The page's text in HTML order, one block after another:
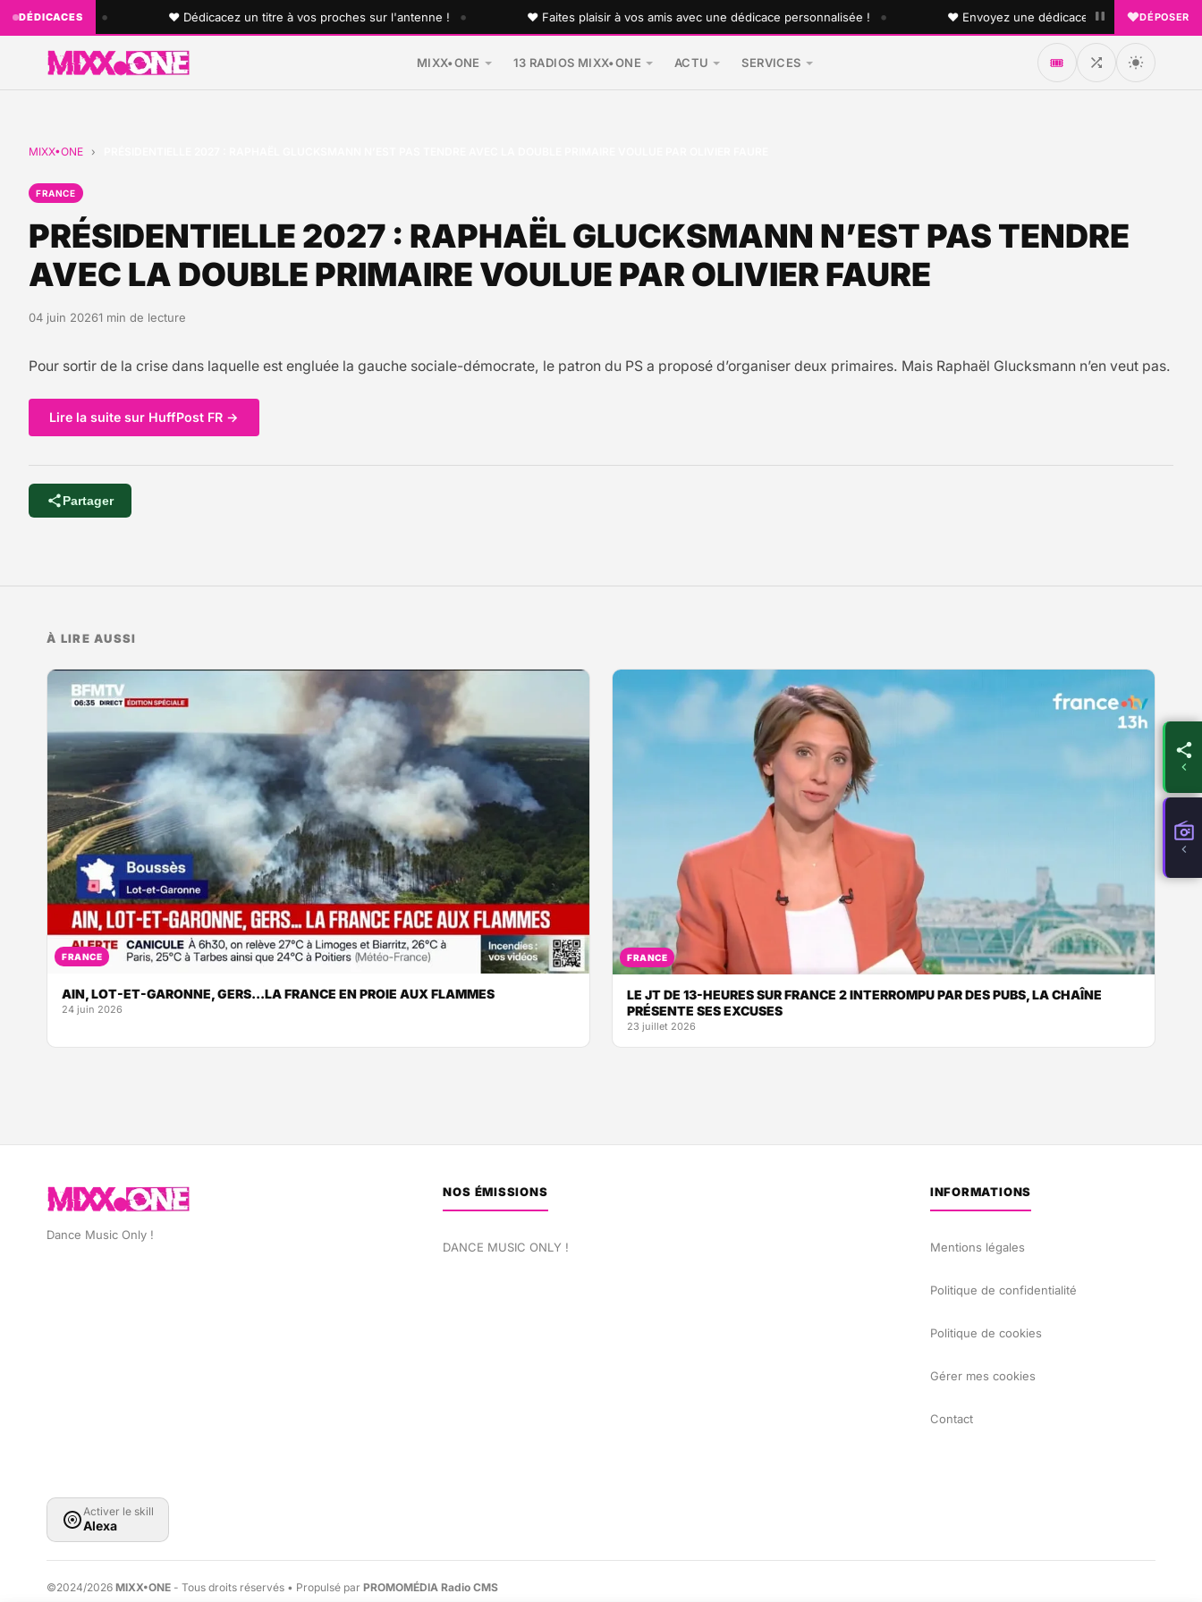
DÉDICACES
aimez ! • ♥ Dédicacez un titre à vos proches sur l'antenne ! • ♥ Faites plaisir à vos amis avec une dédicace personnalisée ! • ♥ Envoyez une dédicace à quelqu'un que vous
DÉPOSER
MIXX•ONE 13 RADIOS MIXX•ONE ACTU SERVICES 🎟️
MIXX•ONE ›
FRANCE
PRÉSIDENTIELLE 2027 : RAPHAËL GLUCKSMANN N’EST PAS TENDRE
AVEC LA DOUBLE PRIMAIRE VOULUE PAR OLIVIER FAURE
04 juin 20261 min de lecture
Pour sortir de la crise dans laquelle est engluée la gauche sociale-démocrate, le patron du PS a proposé d’organiser deux primaires. Mais Raphaël Glucksmann n’en veut pas.
Lire la suite sur HuffPost FR →
Partager
À LIRE AUSSI
FRANCE
AIN, LOT-ET-GARONNE, GERS...LA FRANCE EN PROIE AUX FLAMMES
24 juin 2026
FRANCE
LE JT DE 13-HEURES SUR FRANCE 2 INTERROMPU PAR DES PUBS, LA CHAÎNE
PRÉSENTE SES EXCUSES
23 juillet 2026
Dance Music Only !
NOS ÉMISSIONS
DANCE MUSIC ONLY !
INFORMATIONS
Mentions légales
Politique de confidentialité
Politique de cookies
Gérer mes cookies
Contact
Activer le skill
Alexa
©2024/2026 MIXX•ONE - Tous droits réservés • Propulsé par PROMOMÉDIA Radio CMS